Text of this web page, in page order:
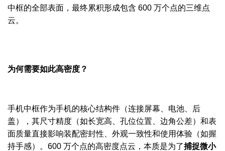
中框的全部表面，最终累积形成包含 600 万个点的三维点
云。
为何需要如此高密度？
手机中框作为手机的核心结构件（连接屏幕、电池、后
盖），其尺寸精度（如长宽高、孔位位置、边角公差）和表
面质量直接影响装配密封性、外观一致性和使用体验（如握
持手感）。600 万个点的高密度点云，本质是为了捕捉微小